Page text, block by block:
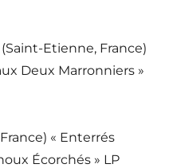
(Saint-Etienne, France)
Deux Marronniers »
« Enterrés
Écorchés » LP